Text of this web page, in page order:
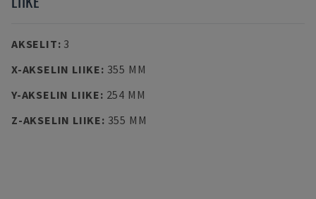
AKSELIT: 3
X-AKSELIN LIIKE: 355 MM
Y-AKSELIN LIIKE: 254 MM
Z-AKSELIN LIIKE: 355 MM